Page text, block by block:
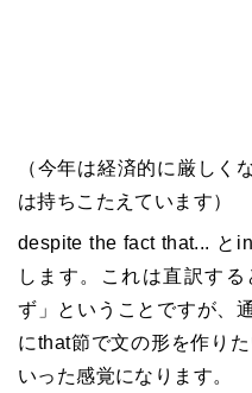
（今年は経済的に厳しく
は持ちこたえています）
despite the fact that... と
します。これは直訳す
ず」ということですが、
にthat節で文の形を作り
いった感覚になります。